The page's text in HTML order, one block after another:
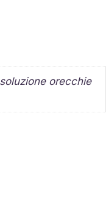
orecchie